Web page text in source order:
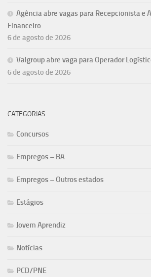
Agência abre vagas para Recepcionista e
Financeiro
6 de agosto de 2026
Valgroup abre vaga para Operador
6 de agosto de 2026
CATEGORIAS
Concursos
Empregos – BA
Empregos – Outros estados
Estágios
Jovem Aprendiz
Notícias
PCD/PNE